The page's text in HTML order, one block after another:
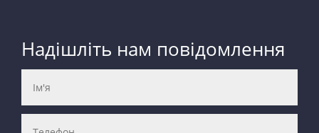
Надішліть нам повідомлення